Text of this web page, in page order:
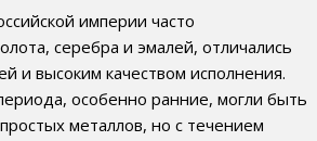
империи часто
серебра и эмалей, отличались
и высоким качеством исполнения.
особенно ранние, могли быть
металлов, но с течением